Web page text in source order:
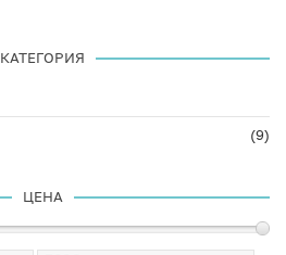
КАТЕГОРИЯ
(9)
ЦЕНА